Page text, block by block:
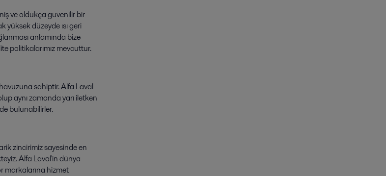
ve oldukça güvenilir bir
düzeyde ısı geri
anlamında bize
politikalarımız mevcuttur.
sahiptir. Alfa Laval
aynı zamanda yarı iletken
bulunabilirler.
zincirimiz sayesinde en
Alfa Laval'in dünya
markalarına hizmet